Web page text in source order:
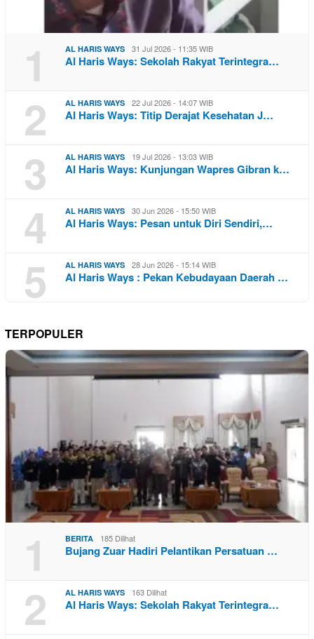
1 AL HARIS WAYS 31 Jul 2026 - 11:35 WIB
Al Haris Ways: Sekolah Rakyat Terintegra…
2 AL HARIS WAYS 22 Jul 2026 - 14:07 WIB
Al Haris Ways: Titip Derajat Kesehatan J…
3 AL HARIS WAYS 19 Jul 2026 - 13:03 WIB
Al Haris Ways: Kunjungan Wapres Gibran k…
4 AL HARIS WAYS 30 Jun 2026 - 15:50 WIB
Al Haris Ways: Pesan untuk Diri Sendiri,…
5 AL HARIS WAYS 28 Jun 2026 - 15:14 WIB
Al Haris Ways : Pekan Kebudayaan Daerah …
TERPOPULER
1 BERITA 185 Dilihat
Bujang Zuar Hadiri Pelantikan Persatuan …
2 AL HARIS WAYS 163 Dilihat
Al Haris Ways: Sekolah Rakyat Terintegra…